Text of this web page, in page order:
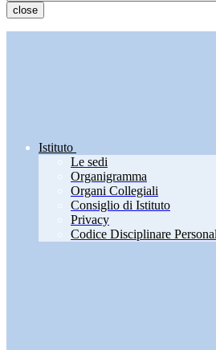
close
Istituto
Le sedi
Organigramma
Organi Collegiali
Consiglio di Istituto
Privacy
Codice Disciplinare